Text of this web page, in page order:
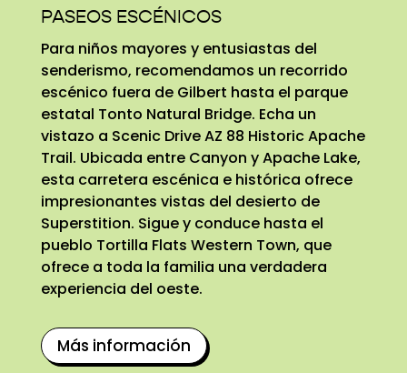
PASEOS ESCÉNICOS
Para niños mayores y entusiastas del
senderismo, recomendamos un recorrido
escénico fuera de Gilbert hasta el parque
estatal Tonto Natural Bridge. Echa un
vistazo a Scenic Drive AZ 88 Historic Apache
Trail. Ubicada entre Canyon y Apache Lake,
esta carretera escénica e histórica ofrece
impresionantes vistas del desierto de
Superstition. Sigue y conduce hasta el
pueblo Tortilla Flats Western Town, que
ofrece a toda la familia una verdadera
experiencia del oeste.
Más información